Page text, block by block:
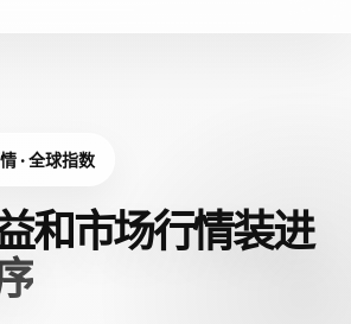
· 全球指数
和市场行情装进